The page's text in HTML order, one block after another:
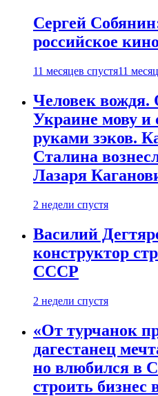
Сергей
российское
11 месяцев спустя11
Человек
Украине мову и
руками зэков.
Сталина
Лазаря
2 недели спустя
Василий
конструктор
СССР
2 недели спустя
«От турчанок
дагестанец
но влюбился в
строить бизнес